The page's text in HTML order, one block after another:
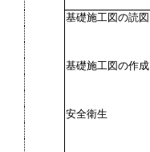
基礎施工図の読図
基礎施工図の作成
安全衛生